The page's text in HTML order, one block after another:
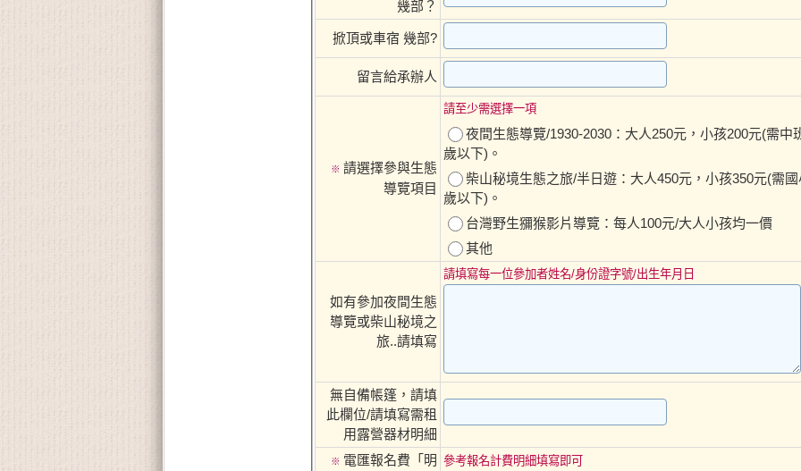
幾部？
掀頂或車宿 幾部?
留言給承辦人
※ 請選擇參與生態
導覽項目
請至少需選擇一項
夜間生態導覽/1930-2030：大人250元，小孩200元(需中
歲以下)。
柴山秘境生態之旅/半日遊：大人450元，小孩350元(需
歲以下)。
台灣野生獼猴影片導覽：每人100元/大人小孩均一價
其他
如有參加夜間生態
導覽或柴山秘境之
旅..請填寫
請填寫每一位參加者姓名/身份證字號/出生年月日
無自備帳篷，請填
此欄位/請填寫需租
用露營器材明細
※ 電匯報名費「明 參考報名計費明細填寫即可